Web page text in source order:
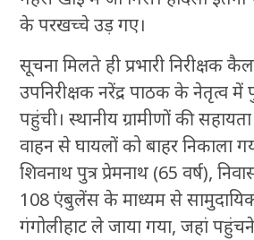
के परखच्चे उड़ गए।
सूचना मिलते ही प्रभारी निरीक्षक
उपनिरीक्षक नरेंद्र पाठक के नेतृत्व
पहुंची। स्थानीय ग्रामीणों की
वाहन से घायलों को बाहर निकाला
शिवनाथ पुत्र प्रेमनाथ (65 वर्ष),
108 एंबुलेंस के माध्यम से सामुदायिक
गंगोलीहाट ले जाया गया, जहां पहुंचने